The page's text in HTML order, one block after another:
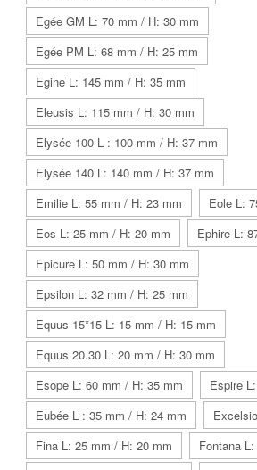
Egée GM L: 70 mm / H: 30 mm
Egée PM L: 68 mm / H: 25 mm
Egine L: 145 mm / H: 35 mm
Eleusis L: 115 mm / H: 30 mm
Elysée 100 L : 100 mm / H: 37 mm
Elysée 140 L: 140 mm / H: 37 mm
Emilie L: 55 mm / H: 23 mm
Eole L:
Eos L: 25 mm / H: 20 mm
Ephire L:
Epicure L: 50 mm / H: 30 mm
Epsilon L: 32 mm / H: 25 mm
Equus 15*15 L: 15 mm / H: 15 mm
Equus 20.30 L: 20 mm / H: 30 mm
Esope L: 60 mm / H: 35 mm
Espire
Eubée L : 35 mm / H: 24 mm
Fina L: 25 mm / H: 20 mm
Fontana